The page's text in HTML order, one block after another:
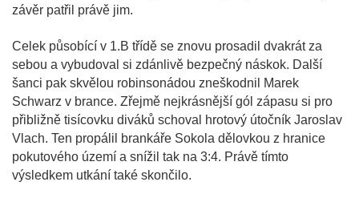
závěr patřil právě jim.
Celek působící v 1.B třídě se znovu prosadil dvakrát za
sebou a vybudoval si zdánlivě bezpečný náskok. Další
šanci pak skvělou robinsonádou zneškodnil Marek
Schwarz v brance. Zřejmě nejkrásnější gól zápasu si pro
přibližně tisícovku diváků schoval hrotový útočník Jaroslav
Vlach. Ten propálil brankáře Sokola dělovkou z hranice
pokutového území a snížil tak na 3:4. Právě tímto
výsledkem utkání také skončilo.